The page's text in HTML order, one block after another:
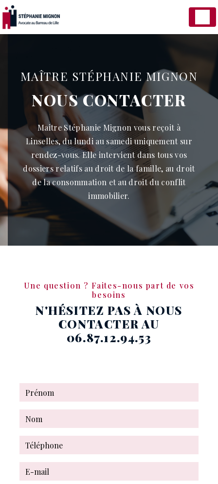
MAÎTRE STÉPHANIE MIGNON
NOUS CONTACTER
Maitre Stéphanie Mignon vous reçoit à
Linselles, du lundi au samedi uniquement sur
rendez-vous. Elle intervient dans tous vos
dossiers relatifs au droit de la famille, au droit
de la consommation et au droit du conflit
immobilier.
Une question ? Faites-nous part de vos
besoins
N'HÉSITEZ PAS À NOUS
CONTACTER AU
06.87.12.94.53
Panneau de gestion des cookies